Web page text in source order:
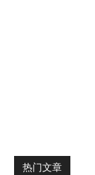
热门文章